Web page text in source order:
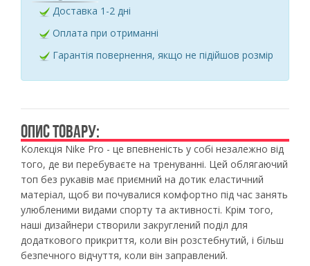
Доставка 1-2 дні
Оплата при отриманні
Гарантія повернення, якщо не підійшов розмір
ОПИС ТОВАРУ:
Колекція Nike Pro - це впевненість у собі незалежно від
того, де ви перебуваєте на тренуванні. Цей облягаючий
топ без рукавів має приємний на дотик еластичний
матеріал, щоб ви почувалися комфортно під час занять
улюбленими видами спорту та активності. Крім того,
наші дизайнери створили закруглений поділ для
додаткового прикриття, коли він розстебнутий, і більш
безпечного відчуття, коли він заправлений.